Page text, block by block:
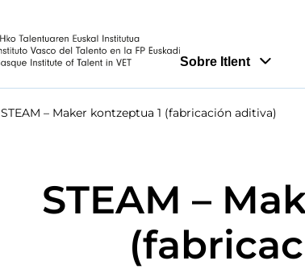
Sobre Itlent
STEAM – Maker kontzeptua 1 (fabricación aditiva)
STEAM –